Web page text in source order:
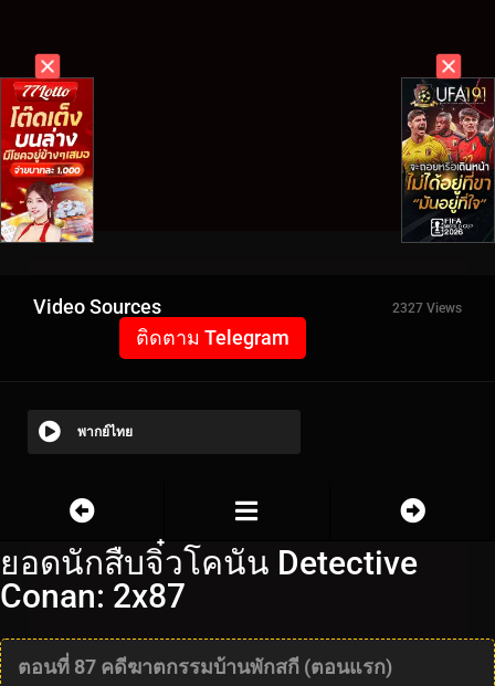
Video Sources 2327 Views
ติดตาม Telegram
พากย์ไทย
ยอดนักสืบจิ๋วโคนัน Detective
Conan: 2x87
ตอนที่ 87 คดีฆาตกรรมบ้านพักสกี (ตอนแรก)